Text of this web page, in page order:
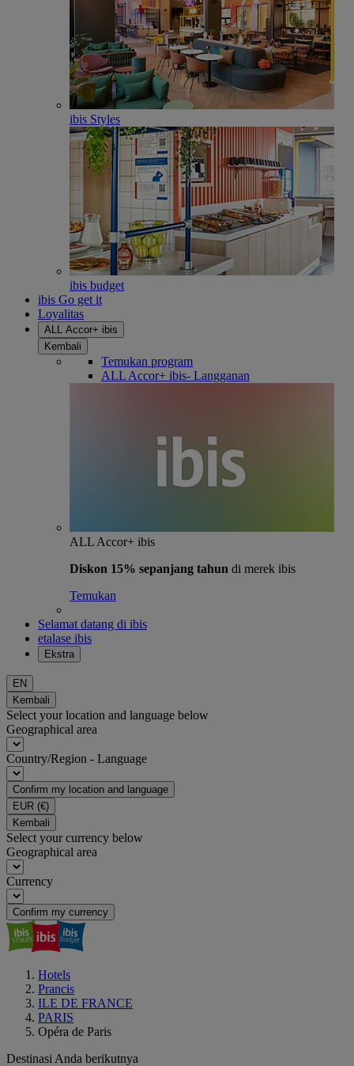
ibis Styles
ibis budget
ibis Go get it
Loyalitas
ALL Accor+ ibis
Kembali
Temukan program
ALL Accor+ ibis- Langganan
ALL Accor+ ibis
Diskon 15% sepanjang tahun di merek ibis
Temukan
Selamat datang di ibis
etalase ibis
Ekstra
EN
Kembali
Select your location and language below
Geographical area
Country/Region - Language
Confirm my location and language
EUR (€)
Kembali
Select your currency below
Geographical area
Currency
Confirm my currency
Hotels
Prancis
ILE DE FRANCE
PARIS
Opéra de Paris
Destinasi Anda berikutnya